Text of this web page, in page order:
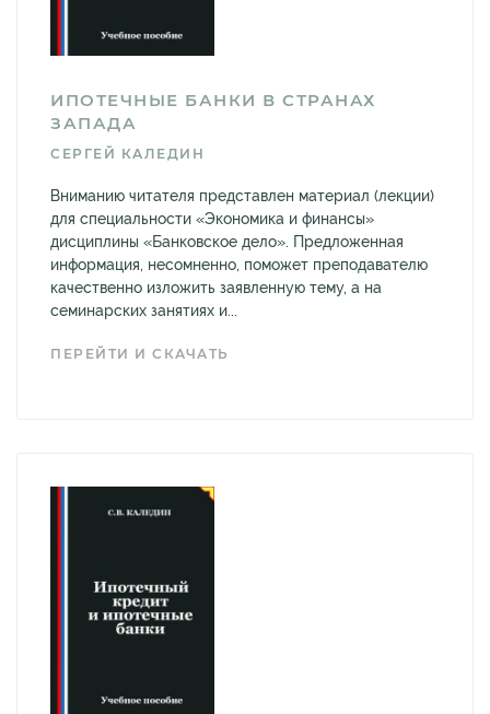
ИПОТЕЧНЫЕ БАНКИ В СТРАНАХ
ЗАПАДА
СЕРГЕЙ КАЛЕДИН
Вниманию читателя представлен материал (лекции)
для специальности «Экономика и финансы»
дисциплины «Банковское дело». Предложенная
информация, несомненно, поможет преподавателю
качественно изложить заявленную тему, а на
семинарских занятиях и...
ПЕРЕЙТИ И СКАЧАТЬ